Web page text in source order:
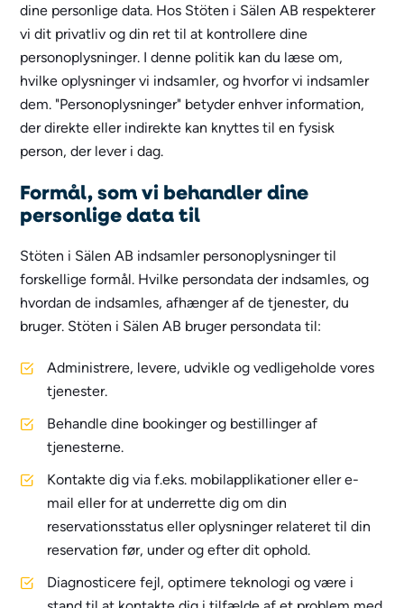
dine personlige data. Hos Stöten i Sälen AB respekterer
vi dit privatliv og din ret til at kontrollere dine
personoplysninger. I denne politik kan du læse om,
hvilke oplysninger vi indsamler, og hvorfor vi indsamler
dem. "Personoplysninger" betyder enhver information,
der direkte eller indirekte kan knyttes til en fysisk
person, der lever i dag.
Formål, som vi behandler dine
personlige data til
Stöten i Sälen AB indsamler personoplysninger til
forskellige formål. Hvilke persondata der indsamles, og
hvordan de indsamles, afhænger af de tjenester, du
bruger. Stöten i Sälen AB bruger persondata til:
Administrere, levere, udvikle og vedligeholde vores
tjenester.
Behandle dine bookinger og bestillinger af
tjenesterne.
Kontakte dig via f.eks. mobilapplikationer eller e-
mail eller for at underrette dig om din
reservationsstatus eller oplysninger relateret til din
reservation før, under og efter dit ophold.
Diagnosticere fejl, optimere teknologi og være i